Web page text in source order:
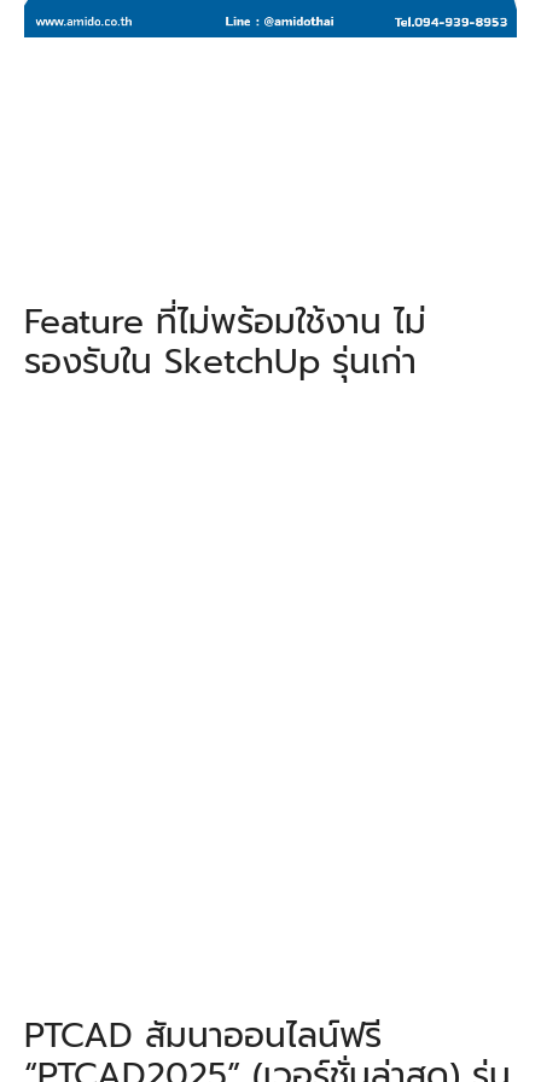
Feature ที่ไม่พร้อมใช้งาน ไม่
รองรับใน SketchUp รุ่นเก่า
PTCAD สัมนาออนไลน์ฟรี